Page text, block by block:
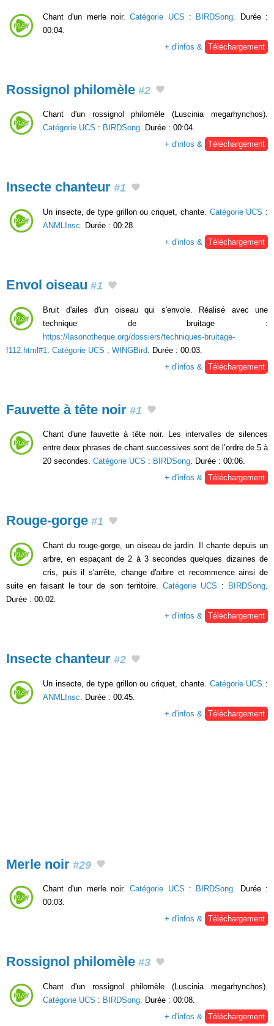
Chant d'un merle noir.Catégorie UCS : BIRDSong . Durée :
00:04.
+ d'infos &
Téléchargement
Rossignol philomèle #2
Chant d'un rossignol philomèle (Luscinia megarhynchos).
Catégorie UCS : BIRDSong. Durée : 00:04.
+ d'infos & Téléchargement
Insecte chanteur #1
Un insecte, de type grillon ou criquet, chante. Catégorie UCS :
ANMLInsc . Durée : 00:28.
+ d'infos &
Téléchargement
Envol oiseau #1
Bruit d'ailes d'un oiseau qui s'envole. Réalisé avec une
technique de bruitage :
https://lasonotheque.org/dossiers/techniques-bruitage-
f112.html#1
Catégorie UCS : WINGBird . Durée : 00:03.
+ d'infos &
Téléchargement
Fauvette à tête noir #1
Chant d'une fauvette à tête noir. Les intervalles de silences
entre deux phrases de chant successives sont de l’ordre de 5 à
20 secondes. Catégorie UCS : BIRDSong. Durée : 00:06.
+ d'infos & Téléchargement
Rouge-gorge #1
Chant du rouge-gorge, un oiseau de jardin. Il chante depuis un
arbre, en espaçant de 2 à 3 secondes quelques dizaines de
cris, puis il s'arrête, change d'arbre et recommence ainsi de
suite en faisant le tour de son territoire. Catégorie UCS : BIRDSong
Durée : 00:02.
+ d'infos &
Téléchargement
Insecte chanteur #2
Un insecte, de type grillon ou criquet, chante. Catégorie UCS :
ANMLInsc . Durée : 00:45.
+ d'infos &
Téléchargement
Merle noir #29
Chant d'un merle noir.Catégorie UCS : BIRDSong. Durée :
00:03.
+ d'infos & Téléchargement
Rossignol philomèle #3
Chant d'un rossignol philomèle (Luscinia megarhynchos).
Catégorie UCS : BIRDSong . Durée : 00:08.
+ d'infos &
Téléchargement